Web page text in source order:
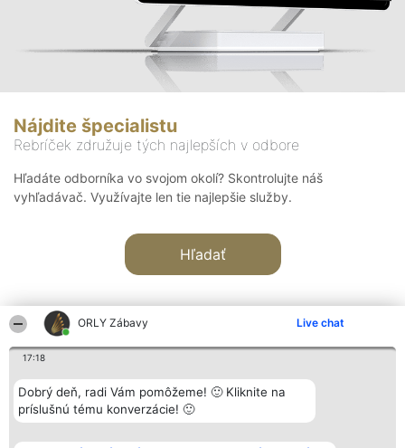
ORLY Zábavy Live chat
17:18
Dobrý deň, radi Vám pomôžeme! 🙂 Kliknite na
príslušnú tému konverzácie! 🙂
Nájdite špecialistu
Rebríček združuje tých najlepších v odbore
Hľadáte odborníka vo svojom okolí? Skontrolujte náš
vyhľadávač. Využívajte len tie najlepšie služby.
Hľadať
Organizátor hodnotenia
Bright Side Solutions sp. z o.
o. sp. k.
Wrocław 50-079
Hodnotenie
Laureáti
Lista
Laureatów
Kontakt
Kontakt